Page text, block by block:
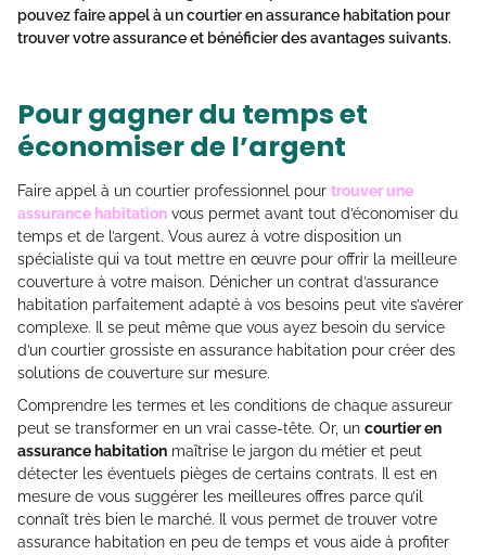
pouvezfaire appel à un courtier en assurance habitation pour
trouver votre assurance et bénéficier des avantages suivants.
Pour gagner du temps et
économiser de l’argent
Faire appel à un courtier professionnel pour trouver une
assurance habitation vous permet avant tout d’économiser du
temps et de l’argent. Vous aurez à votre disposition un
spécialiste qui va tout mettre en œuvre pour offrir la meilleure
couverture à votre maison. Dénicher un contrat d’assurance
habitation parfaitement adapté à vos besoins peut vite s’avérer
complexe. Il se peut même que vous ayez besoin du service
d’un courtier grossiste en assurance habitation pour créer des
solutions de couverture sur mesure.
Comprendre les termes et les conditions de chaque assureur
peut se transformer en un vrai casse-tête. Or, un courtier en
assurance habitation maîtrise le jargon du métier et peut
détecter les éventuels pièges de certains contrats. Il est en
mesure de vous suggérer les meilleures offres parce qu’il
connaît très bien le marché. Il vous permet de trouver votre
assurance habitation en peu de temps et vous aide à profiter